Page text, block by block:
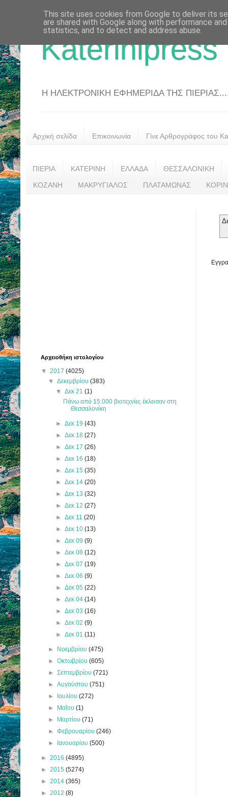
Katerinipress
Η ΗΛΕΚΤΡΟΝΙΚΗ ΕΦΗΜΕΡΙΔΑ ΤΗΣ
Αρχική σελίδα Επικοινωνία Γίνε Αρθρογράφος του
ΠΙΕΡΙΑ ΚΑΤΕΡΙΝΗ ΕΛΛΑΔΑ ΘΕΣΣΑΛΟΝΙΚΗ
ΚΟΖΑΝΗ ΜΑΚΡΥΓΙΑΛΟΣ ΠΛΑΤΑΜΩΝΑΣ
Αρχειοθήκη ιστολογίου
▼ 2017 (4025)
▼Δεκεμβρίου(383)
▼ Δεκ 21 (1)
Πάνω από 15.000 βιοτεχνίες έκλεισαν στη
Θεσσαλονίκη
► Δεκ 19 (43)
► Δεκ 18 (27)
► Δεκ 17 (26)
► Δεκ 16 (18)
► Δεκ 15 (35)
► Δεκ 14 (20)
► Δεκ 13 (32)
► Δεκ 12 (27)
► Δεκ 11 (20)
► Δεκ 10 (13)
► Δεκ 09 (9)
► Δεκ 08 (12)
► Δεκ 07 (19)
► Δεκ 06 (9)
► Δεκ 05 (22)
► Δεκ 04 (14)
► Δεκ 03 (16)
► Δεκ 02 (9)
► Δεκ 01 (11)
► Νοεμβρίου(475)
►Οκτωβρίου(605)
►Σεπτεμβρίου(721)
►Αυγούστου(751)
► Ιουλίου(272)
► Μαΐου(1)
► Μαρτίου(71)
►Φεβρουαρίου(246)
► Ιανουαρίου(500)
► 2016 (4895)
► 2015 (5274)
► 2014 (365)
► 2012 (8)
This site uses cookies from Google to deliver its
are shared with Google along with performance
statistics, and to detect and address abuse.